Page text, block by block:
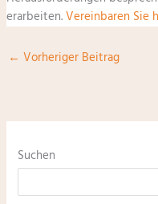
erarbeiten. Vereinbaren Sie
← Vorheriger Beitrag
Suchen